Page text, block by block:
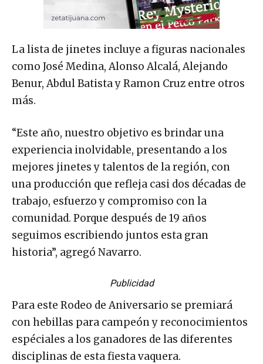
La lista de jinetes incluye a figuras nacionales
como José Medina, Alonso Alcalá, Alejando
Benur, Abdul Batista y Ramon Cruz entre otros
más.
“Este año, nuestro objetivo es brindar una
experiencia inolvidable, presentando a los
mejores jinetes y talentos de la región, con
una producción que refleja casi dos décadas de
trabajo, esfuerzo y compromiso con la
comunidad. Porque después de 19 años
seguimos escribiendo juntos esta gran
historia”, agregó Navarro.
Publicidad
Para este Rodeo de Aniversario se premiará
con hebillas para campeón y reconocimientos
espéciales a los ganadores de las diferentes
disciplinas de esta fiesta vaquera.